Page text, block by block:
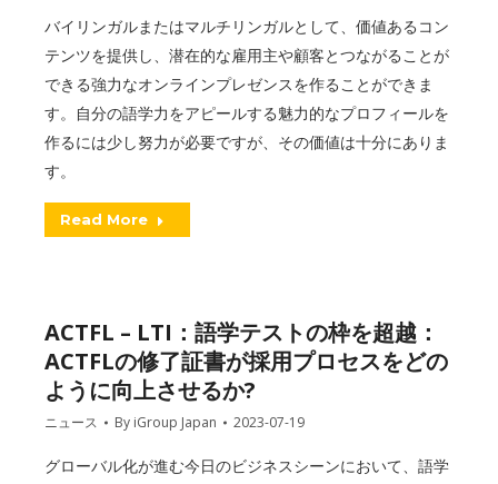
バイリンガルまたはマルチリンガルとして、価値あるコン
テンツを提供し、潜在的な雇用主や顧客とつながることが
できる強力なオンラインプレゼンスを作ることができま
す。自分の語学力をアピールする魅力的なプロフィールを
作るには少し努力が必要ですが、その価値は十分にありま
す。
Read More
ACTFL – LTI：語学テストの枠を超越：
ACTFLの修了証書が採用プロセスをどの
ように向上させるか?
ニュース By iGroup Japan 2023-07-19
グローバル化が進む今日のビジネスシーンにおいて、語学